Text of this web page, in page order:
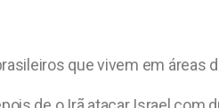
que vivem em áreas